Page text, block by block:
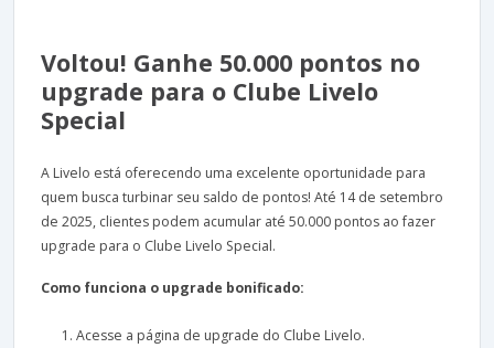
Voltou! Ganhe 50.000 pontos no
upgrade para o Clube Livelo
Special
A Livelo está oferecendo uma excelente oportunidade para
quem busca turbinar seu saldo de pontos! Até 14 de setembro
de 2025, clientes podem acumular até 50.000 pontos ao fazer
upgrade para o Clube Livelo Special.
Como funciona o upgrade bonificado:
Acesse a página de upgrade do Clube Livelo.